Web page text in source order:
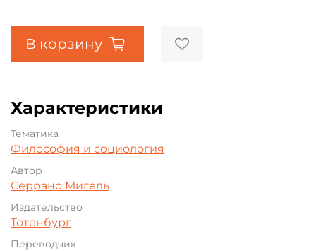
В корзину
Характеристики
Тематика
Философия и социология
Автор
Серрано Мигель
Издательство
Тотенбург
Переводчик